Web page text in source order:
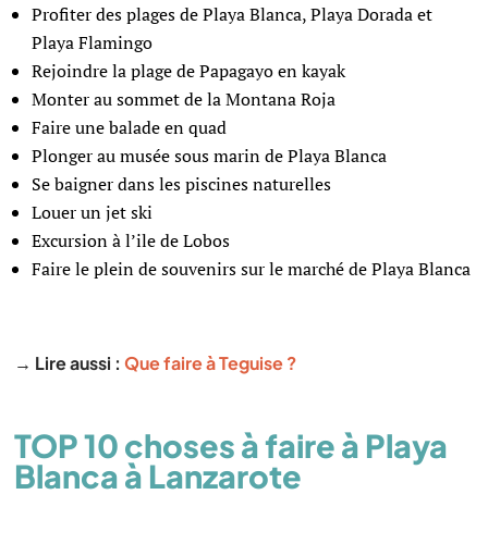
Profiter des plages de Playa Blanca, Playa Dorada et
Playa Flamingo
Rejoindre la plage de Papagayo en kayak
Monter au sommet de la Montana Roja
Faire une balade en quad
Plonger au musée sous marin de Playa Blanca
Se baigner dans les piscines naturelles
Louer un jet ski
Excursion à l’ile de Lobos
Faire le plein de souvenirs sur le marché de Playa Blanca
→ Lire aussi :Que faire à Teguise ?
TOP 10 choses à faire à Playa
Blanca à Lanzarote